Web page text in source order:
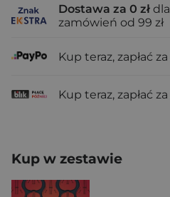
Dostawa za 0 zł dla
zamówień od 99 zł
Kup teraz, zapłać za
Kup teraz, zapłać za
Kup w zestawie